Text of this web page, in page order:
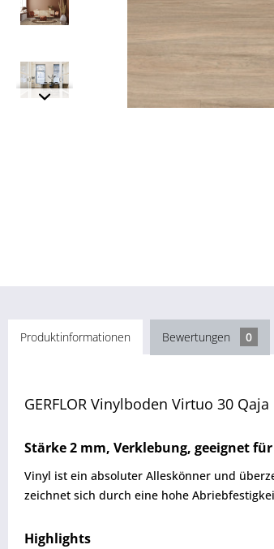
Produktinformationen Bewertungen 0
GERFLOR Vinylboden Virtuo 30
Stärke 2 mm, Verklebung, geeignet
Vinyl ist ein absoluter Alleskönner und
zeichnet sich durch eine hohe
Highlights